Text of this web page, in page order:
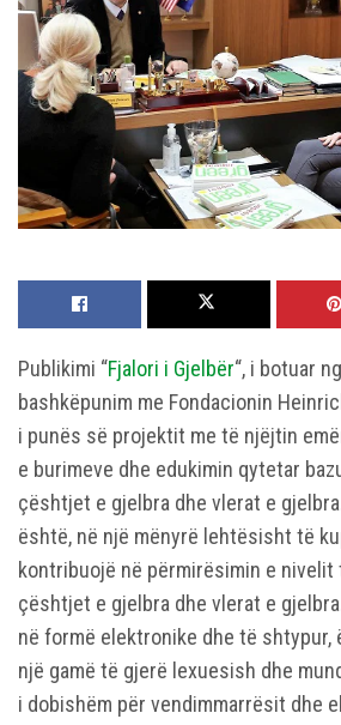
Publikimi “Fjalori i Gjelbër“, i botuar
bashkëpunim me Fondacionin
i punës së projektit me të njëjtin
e burimeve dhe edukimin qytetar
çështjet e gjelbra dhe vlerat e
është, në një mënyrë lehtësisht të
kontribuojë në përmirësimin e nivelit
çështjet e gjelbra dhe vlerat e
në formë elektronike dhe të shtypur,
një gamë të gjerë lexuesish dhe
i dobishëm për vendimmarrësit dhe